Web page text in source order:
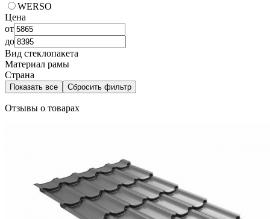
WERSO
Цена
от
до
Вид стеклопакета
Материал рамы
Страна
Показать все Сбросить фильтр
Отзывы о товарах